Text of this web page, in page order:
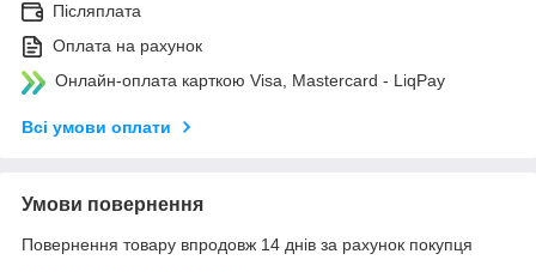
Післяплата
Оплата на рахунок
Онлайн-оплата карткою Visa, Mastercard - LiqPay
Всі умови оплати
Умови повернення
Повернення товару впродовж 14 днів за рахунок покупця